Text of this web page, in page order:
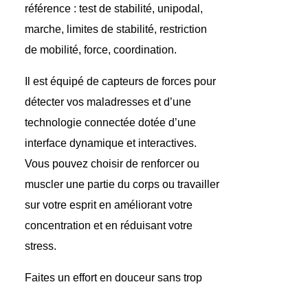
référence : test de stabilité, unipodal,
marche, limites de stabilité, restriction
de mobilité, force, coordination.
Il est équipé de capteurs de forces pour
détecter vos maladresses et d’une
technologie connectée dotée d’une
interface dynamique et interactives.
Vous pouvez choisir de renforcer ou
muscler une partie du corps ou travailler
sur votre esprit en améliorant votre
concentration et en réduisant votre
stress.
Faites un effort en douceur sans trop